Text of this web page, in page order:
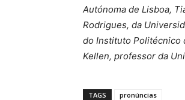
Autónoma de Lisboa,
Rodrigues, da
do Instituto Politécnico
Kellen, professor da
TAGS pronúncias